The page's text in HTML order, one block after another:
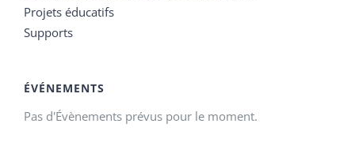
Projets éducatifs
Supports
ÉVÉNEMENTS
Pas d'Évènements prévus pour le moment.